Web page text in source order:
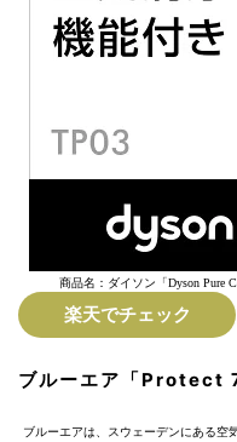
商品名：ダイソン「Dyson Pure
楽天でチェック
ブルーエア「Protect
ブルーエアは、スウェーデンにある空